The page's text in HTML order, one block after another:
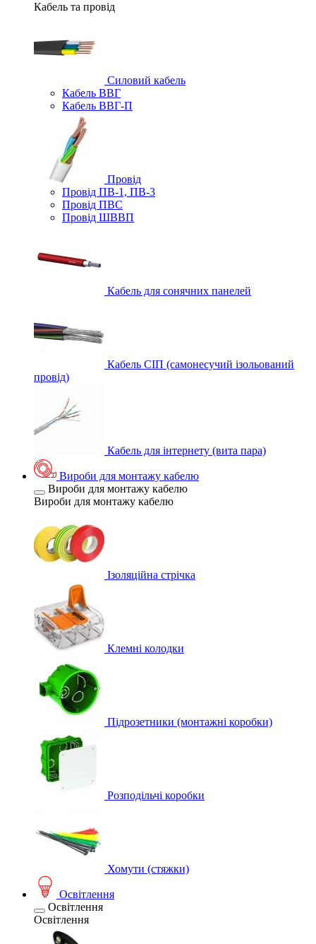
Кабель та провід
Силовий кабель
Кабель ВВГ
Кабель ВВГ-П
Провід
Провід ПВ-1, ПВ-3
Провід ПВС
Провід ШВВП
Кабель для сонячних панелей
Кабель СІП (самонесучий ізольований
провід)
Кабель для інтернету (вита пара)
Вироби для монтажу кабелю
Вироби для монтажу кабелю
Вироби для монтажу кабелю
Ізоляційна стрічка
Клемні колодки
Підрозетники (монтажні коробки)
Розподільчі коробки
Хомути (стяжки)
Освітлення
Освітлення
Освітлення